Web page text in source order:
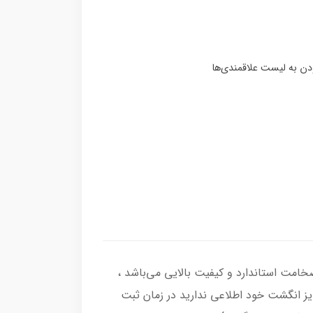
از نقره اصل با عیار بین المللی 925 ساخته شده و دارای ضخامت استاندارد و کیفیت بالایی می‌باشد ،
انگشت خود اطلاعی ندارید در زمان ثبت